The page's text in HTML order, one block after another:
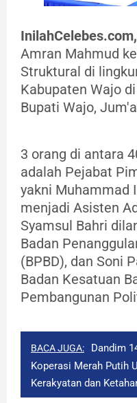
Amran Mahmud
Struktural di
Kabupaten Wajo
Bupati Wajo,
3 orang di antara
adalah Pejabat
yakni Muhammad
menjadi Asisten
Syamsul Bahri
Badan
(BPBD), dan Soni
Badan Kesatuan
Pembangunan
BACA JUGA:
​Dandim
Koperasi Merah Putih
Kerakyatan dan